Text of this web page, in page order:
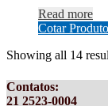
Read more
Cotar Produto
Showing all 14
Contatos:
21 2523-0004